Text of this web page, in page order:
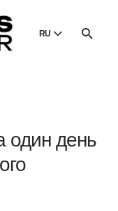
RU
один день